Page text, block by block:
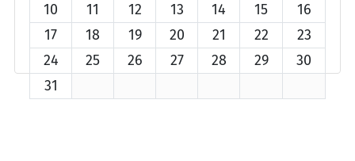
10
11 12 13 14 15
16
17
18 19 20 21 22
23
24
25 26 27 28 29
30
31